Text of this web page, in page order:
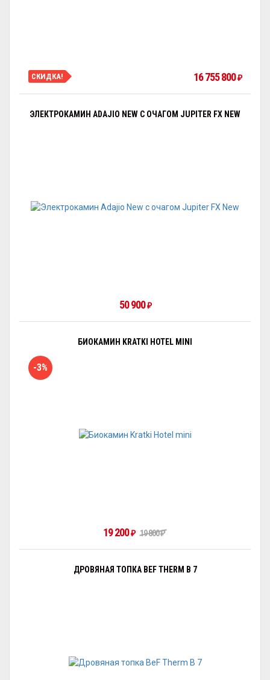
СКИДКА! 16 755 800 ₽
ЭЛЕКТРОКАМИН ADAJIO NEW С ОЧАГОМ JUPITER FX NEW
50 900 ₽
БИОКАМИН KRATKI HOTEL MINI
-3%
19 200 ₽ 19 800₽
ДРОВЯНАЯ ТОПКА BEF THERM B 7